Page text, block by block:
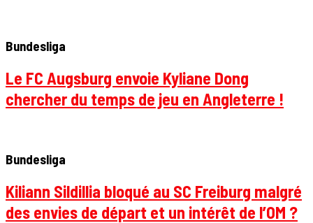
Bundesliga
Le FC Augsburg envoie Kyliane Dong
chercher du temps de jeu en Angleterre !
Bundesliga
Kiliann Sildillia bloqué au SC Freiburg malgré
des envies de départ et un intérêt de l’OM ?